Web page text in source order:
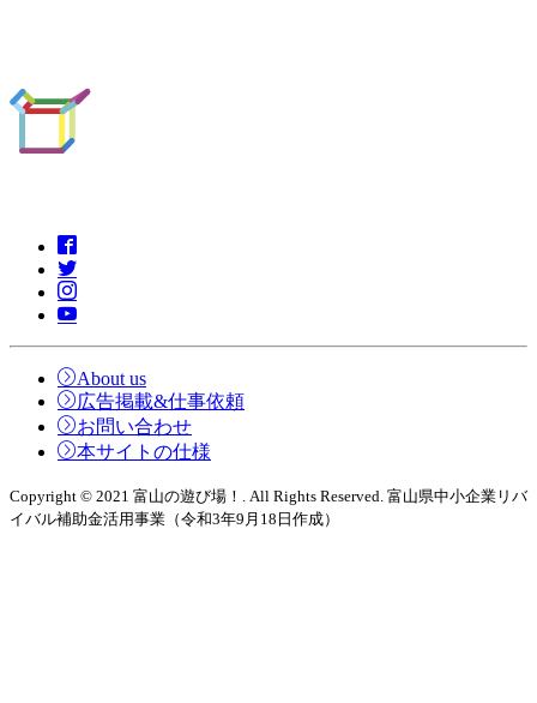
About us
広告掲載&仕事依頼
お問い合わせ
本サイトの仕様
Copyright © 2021 富山の遊び場！. All Rights Reserved. 富山県中小企業リバ
イバル補助金活用事業（令和3年9月18日作成）